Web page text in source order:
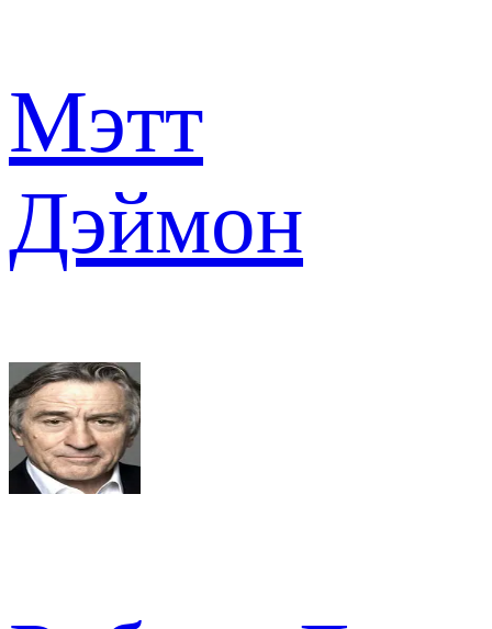
Мэтт
Дэймон